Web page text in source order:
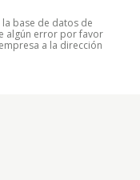
base de datos de
algún error por favor
a la dirección